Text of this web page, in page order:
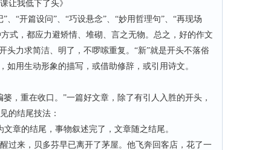
我低下了头》
“开篇设问”、“巧设悬念”、“妙用哲理句”、“再现场
式，都应力避矫情、堆砌、言之无物。总之，好的作文
头力求简洁、明了，不啰嗦重复。“新”就是开头不落俗
如用生动形象的描写，或借助修辞，或引用诗文。
重在收口。”一篇好文章，除了有引人入胜的开头，
的结尾技法：
的结尾，事物叙述完了，文章随之结尾。
来，贝多芬早已离开了茅屋。他飞奔回客店，花了一